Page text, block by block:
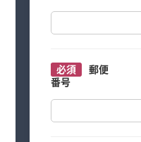
必須
郵便
番号